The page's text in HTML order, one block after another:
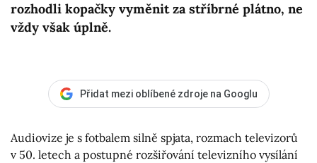
rozhodli kopačky vyměnit za stříbrné plátno, ne
vždy však úplně.
Přidat mezi oblíbené zdroje na Googlu
Audiovize je s fotbalem silně spjata, rozmach televizorů
v 50. letech a postupné rozšiřování televizního vysílání